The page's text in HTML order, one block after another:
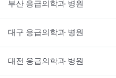
부산 응급의학과 병원
대구 응급의학과 병원
대전 응급의학과 병원